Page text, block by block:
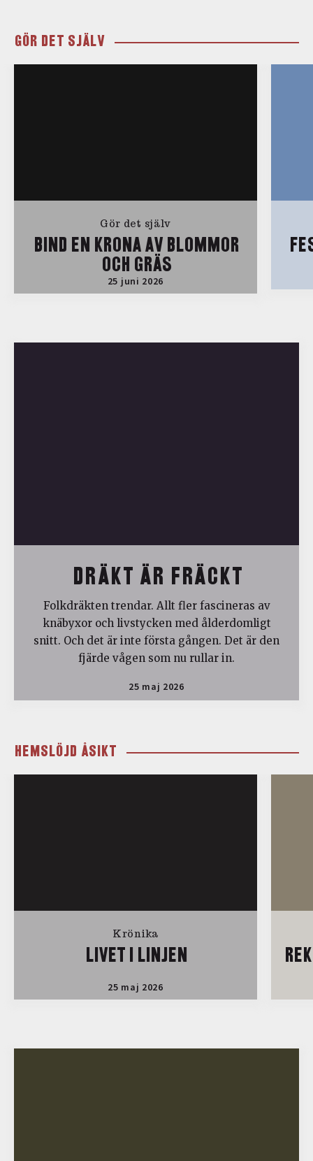
GÖR DET SJÄLV
Gör det själv
BIND EN KRONA AV BLOMMOR
OCH GRÄS
25 juni 2026
DRÄKT ÄR FRÄCKT
Folkdräkten trendar. Allt fler fascineras av
knäbyxor och livstycken med ålderdomligt
snitt. Och det är inte första gången. Det är den
fjärde vågen som nu rullar in.
25 maj 2026
HEMSLÖJD ÅSIKT
Krönika
LIVET I LINJEN
25 maj 2026